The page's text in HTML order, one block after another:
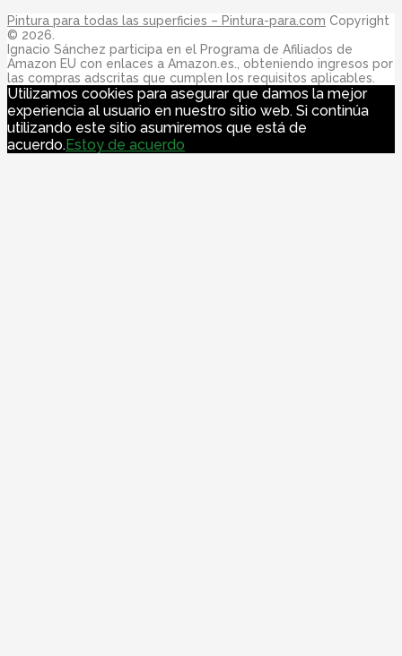
Pintura para todas las superficies – Pintura-para.com Copyright
© 2026.
Ignacio Sánchez participa en el Programa de Afiliados de
Amazon EU con enlaces a Amazon.es., obteniendo ingresos por
las compras adscritas que cumplen los requisitos aplicables.
Utilizamos cookies para asegurar que damos la mejor
experiencia al usuario en nuestro sitio web. Si continúa
utilizando este sitio asumiremos que está de
acuerdo.Estoy de acuerdo